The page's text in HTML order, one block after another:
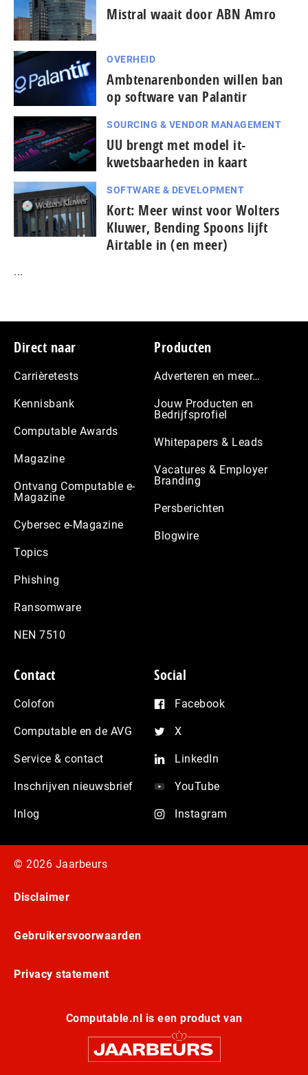
Mistral waait door ABN Amro
OVERHEID
Ambtenarenbonden willen ban
op software van Palantir
SOURCING & VENDOR MANAGEMENT
UU brengt met model it-
kwetsbaarheden in kaart
SOFTWARE & DEVELOPMENT
Kort: Meer winst voor Wolters
Kluwer, Bending Spoons lijft
Airtable in (en meer)
...
Footer
Direct naar
Carrièretests
Kennisbank
Computable Awards
Magazine
Ontvang Computable e-
Magazine
Cybersec e-Magazine
Topics
Phishing
Ransomware
NEN 7510
Producten
Adverteren en meer…
Jouw Producten en
Bedrijfsprofiel
Whitepapers & Leads
Vacatures & Employer
Branding
Persberichten
Blogwire
Contact
Colofon
Computable en de AVG
Service & contact
Inschrijven nieuwsbrief
Inlog
Social
Facebook
X
LinkedIn
YouTube
Instagram
© 2026 Jaarbeurs
Disclaimer
Gebruikersvoorwaarden
Privacy statement
Computable.nl is een product van